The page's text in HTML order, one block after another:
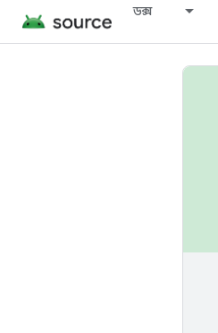
ডক্স